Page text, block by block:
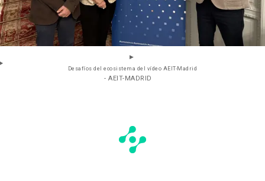
Desafíos del ecosistema del vídeo AEIT-Madrid
- AEIT-MADRID